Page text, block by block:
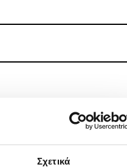
Σχετικά
Βρεφική